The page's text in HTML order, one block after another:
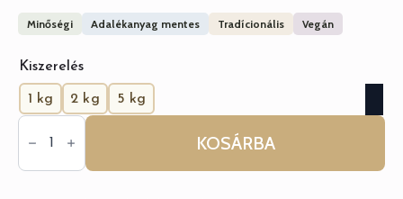
Minőségi Adalékanyag mentes Tradícionális Vegán
Kiszerelés
1 kg 2 kg
5 kg
BL-
finomliszt
KOSÁRBA